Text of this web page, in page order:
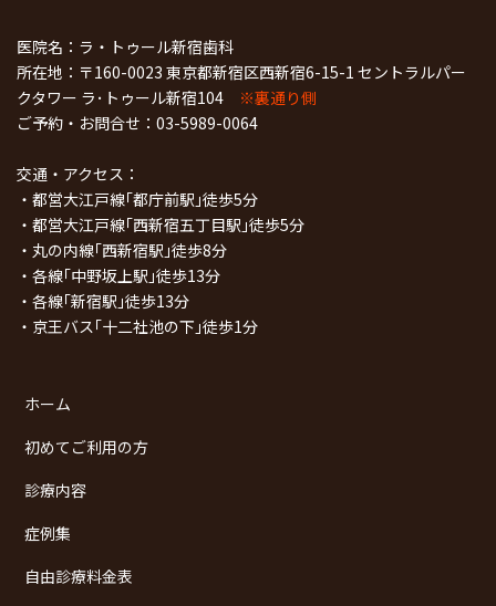
医院名：ラ・トゥール新宿歯科
所在地：〒160-0023 東京都新宿区西新宿6-15-1 セントラルパー
クタワー ラ･トゥール新宿104 ※裏通り側
ご予約・お問合せ： 03-5989-0064
交通・アクセス：
・都営大江戸線｢都庁前駅｣徒歩5分
・都営大江戸線｢西新宿五丁目駅｣徒歩5分
・丸の内線｢西新宿駅｣徒歩8分
・各線｢中野坂上駅｣徒歩13分
・各線｢新宿駅｣徒歩13分
・京王バス｢十二社池の下｣徒歩1分
ホーム
初めてご利用の方
診療内容
症例集
自由診療料金表